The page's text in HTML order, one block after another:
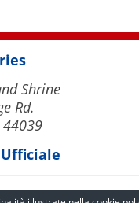
Shrine
Rd.
Italiano Sito